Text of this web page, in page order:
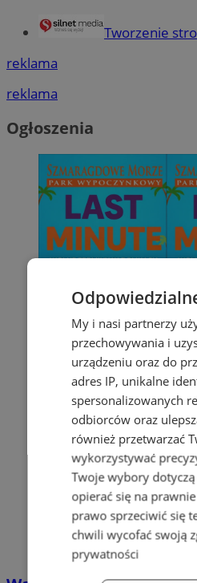
Tworzenie
reklama
reklama
Ogłoszenia
My i nasi partnerzy
przechowywania i
urządzeniu oraz do
adres IP, unikalne
spersonalizowanych
odbiorców oraz
również przetwarzać
wykorzystywać
Twoje wybory
opierać się na
prawo sprzeciwić się
chwili wycofać swoją
prywatności